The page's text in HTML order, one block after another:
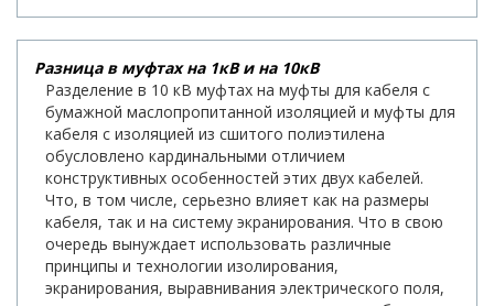
Разница в муфтах на 1кВ и на 10кВ
Разделение в 10 кВ муфтах на муфты для кабеля с
бумажной маслопропитанной изоляцией и муфты для
кабеля с изоляцией из сшитого полиэтилена
обусловлено кардинальными отличием
конструктивных особенностей этих двух кабелей.
Что, в том числе, серьезно влияет как на размеры
кабеля, так и на систему экранирования. Что в свою
очередь вынуждает использовать различные
принципы и технологии изолирования,
экранирования, выравнивания электрического поля,